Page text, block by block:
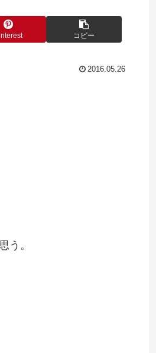
コピー
2016.05.26
う。